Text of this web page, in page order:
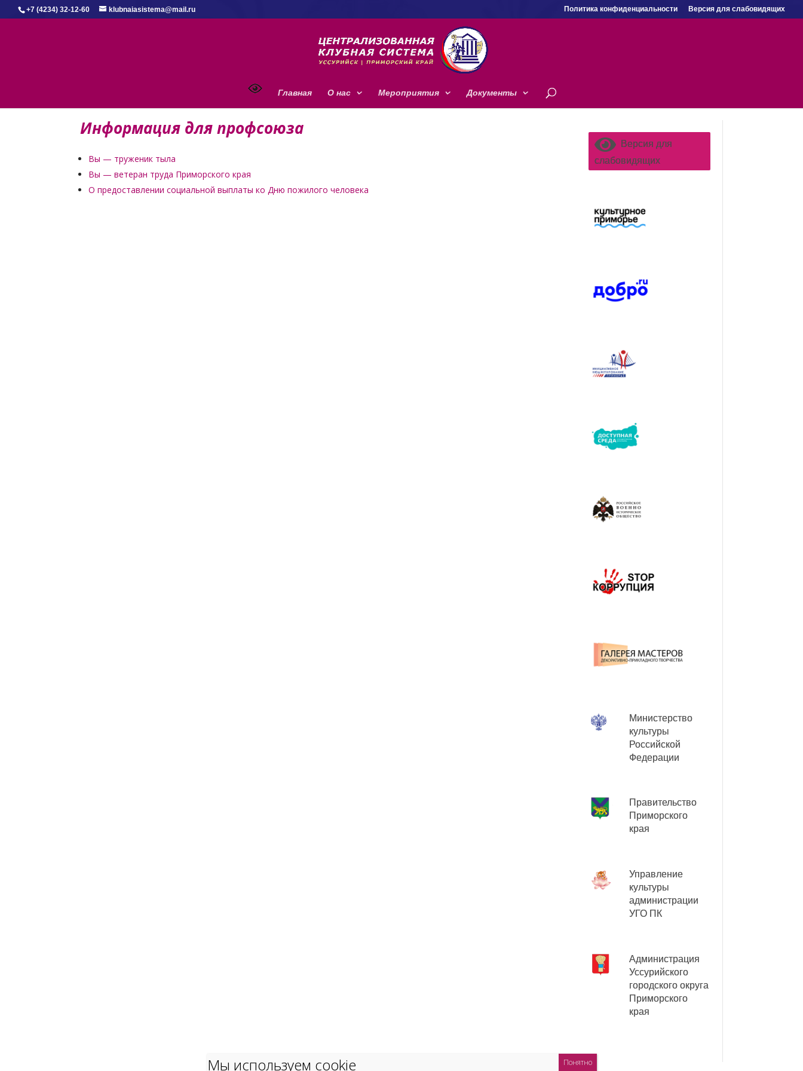
+7 (4234) 32-12-60 klubnaiasistema@mail.ru Политика конфиденциальности Версия для слабовидящих
Главная О нас Мероприятия Документы
Информация для профсоюза
Вы — труженик тыла
Вы — ветеран труда Приморского края
О предоставлении социальной выплаты ко Дню пожилого человека
Версия для
слабовидящих
Министерство
культуры
Российской
Федерации
Правительство
Приморского
края
Управление
культуры
администрации
УГО ПК
Администрация
Уссурийского
городского округа
Приморского
края